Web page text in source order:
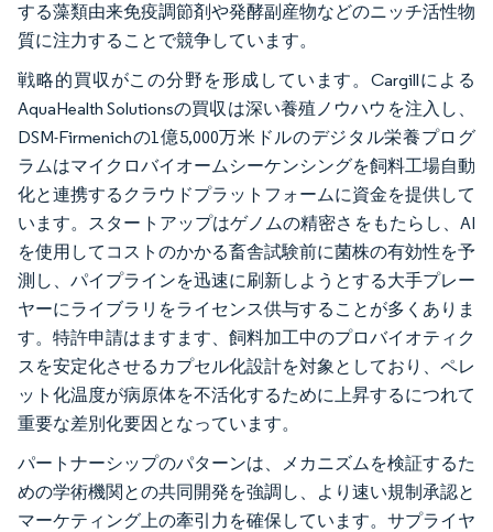
する藻類由来免疫調節剤や発酵副産物などのニッチ活性物
質に注力することで競争しています。
戦略的買収がこの分野を形成しています。Cargillによる
AquaHealth Solutionsの買収は深い養殖ノウハウを注入し、
DSM-Firmenichの1億5,000万米ドルのデジタル栄養プログ
ラムはマイクロバイオームシーケンシングを飼料工場自動
化と連携するクラウドプラットフォームに資金を提供して
います。スタートアップはゲノムの精密さをもたらし、AI
を使用してコストのかかる畜舎試験前に菌株の有効性を予
測し、パイプラインを迅速に刷新しようとする大手プレー
ヤーにライブラリをライセンス供与することが多くありま
す。特許申請はますます、飼料加工中のプロバイオティク
スを安定化させるカプセル化設計を対象としており、ペレ
ット化温度が病原体を不活化するために上昇するにつれて
重要な差別化要因となっています。
パートナーシップのパターンは、メカニズムを検証するた
めの学術機関との共同開発を強調し、より速い規制承認と
マーケティング上の牽引力を確保しています。サプライヤ